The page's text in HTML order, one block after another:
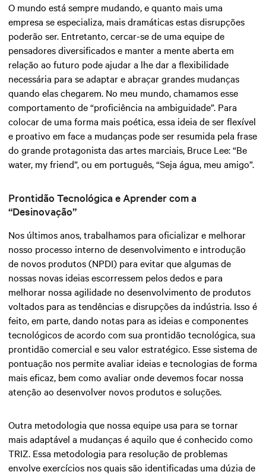
O mundo está sempre mudando, e quanto mais uma
empresa se especializa, mais dramáticas estas disrupções
poderão ser. Entretanto, cercar-se de uma equipe de
pensadores diversificados e manter a mente aberta em
relação ao futuro pode ajudar a lhe dar a flexibilidade
necessária para se adaptar e abraçar grandes mudanças
quando elas chegarem. No meu mundo, chamamos esse
comportamento de “proficiência na ambiguidade”. Para
colocar de uma forma mais poética, essa ideia de ser flexível
e proativo em face a mudanças pode ser resumida pela frase
do grande protagonista das artes marciais, Bruce Lee: “Be
water, my friend”, ou em português, “Seja água, meu amigo”.
Prontidão Tecnológica e Aprender com a
“Desinovação”
Nos últimos anos, trabalhamos para oficializar e melhorar
nosso processo interno de desenvolvimento e introdução
de novos produtos (NPDI) para evitar que algumas de
nossas novas ideias escorressem pelos dedos e para
melhorar nossa agilidade no desenvolvimento de produtos
voltados para as tendências e disrupções da indústria. Isso é
feito, em parte, dando notas para as ideias e componentes
tecnológicos de acordo com sua prontidão tecnológica, sua
prontidão comercial e seu valor estratégico. Esse sistema de
pontuação nos permite avaliar ideias e tecnologias de forma
mais eficaz, bem como avaliar onde devemos focar nossa
atenção ao desenvolver novos produtos e soluções.
Outra metodologia que nossa equipe usa para se tornar
mais adaptável a mudanças é aquilo que é conhecido como
TRIZ. Essa metodologia para resolução de problemas
envolve exercícios nos quais são identificadas uma dúzia de